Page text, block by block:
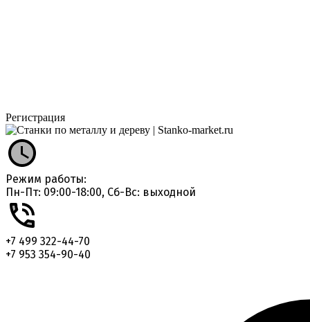
Регистрация
Режим работы:
Пн-Пт: 09:00-18:00, Сб-Вс: выходной
+7 499 322-44-70
+7 953 354-90-40